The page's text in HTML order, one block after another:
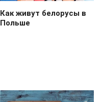
Как живут белорусы в
Польше